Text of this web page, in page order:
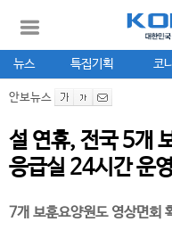
뉴스 특집기획 코
안보뉴스
설 연휴, 전국 5개
응급실 24시간 운영
7개 보훈요양원도 영상면회